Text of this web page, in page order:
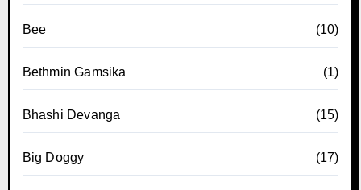
Bee (10)
Bethmin Gamsika (1)
Bhashi Devanga (15)
Big Doggy (17)